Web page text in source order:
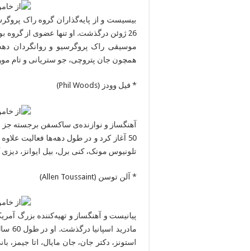
26 ژوئن درگذشت. او تنها عضوی از گروه
همچون جان پتروچی، جو ستریانی و تام
* فیل وودز (Phil Woods)
50 آغاز کرد و در طول دهه‌ها فعالیت
تلونیوس مونک، کنی برل، بیل ایوانز،
* آلن توسن (Allen Toussaint)
استونز، دکتر جان، جان مایال، اتا